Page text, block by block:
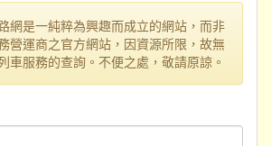
網是一純粹為興趣而成立的網站，而非
營運商之官方網站，因資源所限，故無
車服務的查詢。不便之處，敬請原諒。